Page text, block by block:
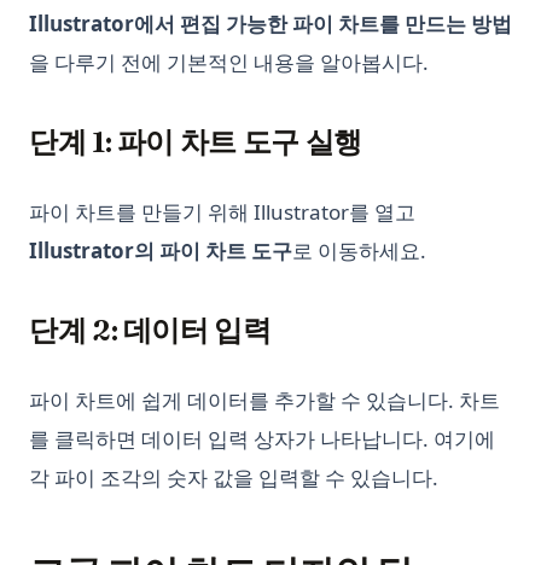
Python 초보자를 위한 곱셈 방법
Python 패키지 업그레이드 방법: 포괄적인 안내서
Quality
Python에서 For Loop Counter 사용하기: 상세 설명
Python에서 SyntaxError Invalid Syntax를 해결하는 방법 - 작
동 방법
Illustrator에서 편집 가능한 파이 차트를 만드는 방법
을 다루기 전에 기본적인 내용을 알아봅시다.
단계 1: 파이 차트 도구 실행
파이 차트를 만들기 위해 Illustrator를 열고
Illustrator의 파이 차트 도구로 이동하세요.
단계 2: 데이터 입력
파이 차트에 쉽게 데이터를 추가할 수 있습니다. 차트
를 클릭하면 데이터 입력 상자가 나타납니다. 여기에
각 파이 조각의 숫자 값을 입력할 수 있습니다.